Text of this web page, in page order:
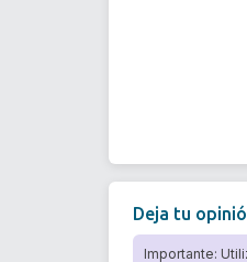
Deja tu
Importante: